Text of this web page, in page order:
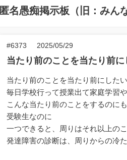
匿名愚痴掲示板（旧：みん
#6373 2025/05/29
当たり前のことを当たり前
当たり前のことを当たり前にしたい
毎日学校行って授業出て家庭学習
こんな当たり前のことをするのに
受験生なのに
一つできると、周りはそれ以上の
発達障害の診断は、周りからの冷